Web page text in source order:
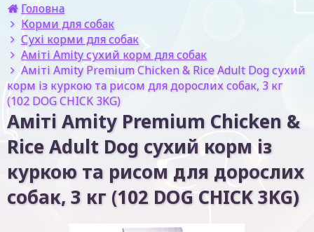
Головна
Корми для собак
Сухі корми для собак
Аміті Amity сухий корм для собак
Аміті Amity Premium Chicken & Rice Adult Dog сухий
корм із куркою та рисом для дорослих собак, 3 кг
(102 DOG CHICK 3KG)
Аміті Amity Premium Chicken &
Rice Adult Dog сухий корм із
куркою та рисом для дорослих
собак, 3 кг (102 DOG CHICK 3KG)